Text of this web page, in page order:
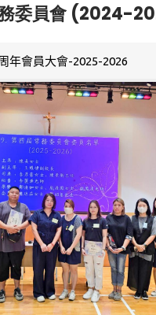
委員會 (2024-
年會員大會-2025-2026